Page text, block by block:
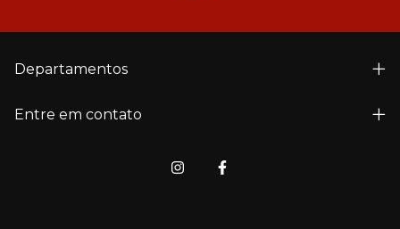
Departamentos
Entre em contato